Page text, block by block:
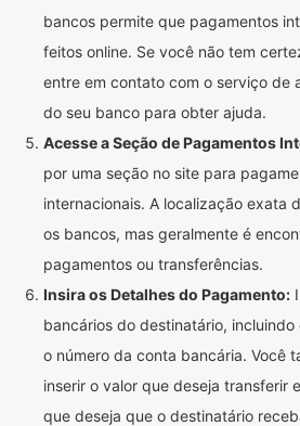
bancos permite que pagamentos
feitos online. Se você não tem
entre em contato com o serviço de
do seu banco para obter ajuda.
Acesse a Seção de Pagamentos
por uma seção no site para
internacionais. A localização exata
os bancos, mas geralmente é
pagamentos ou transferências.
Insira os Detalhes do Pagamento:
bancários do destinatário, incluindo
o número da conta bancária. Você
inserir o valor que deseja transferir
que deseja que o destinatário